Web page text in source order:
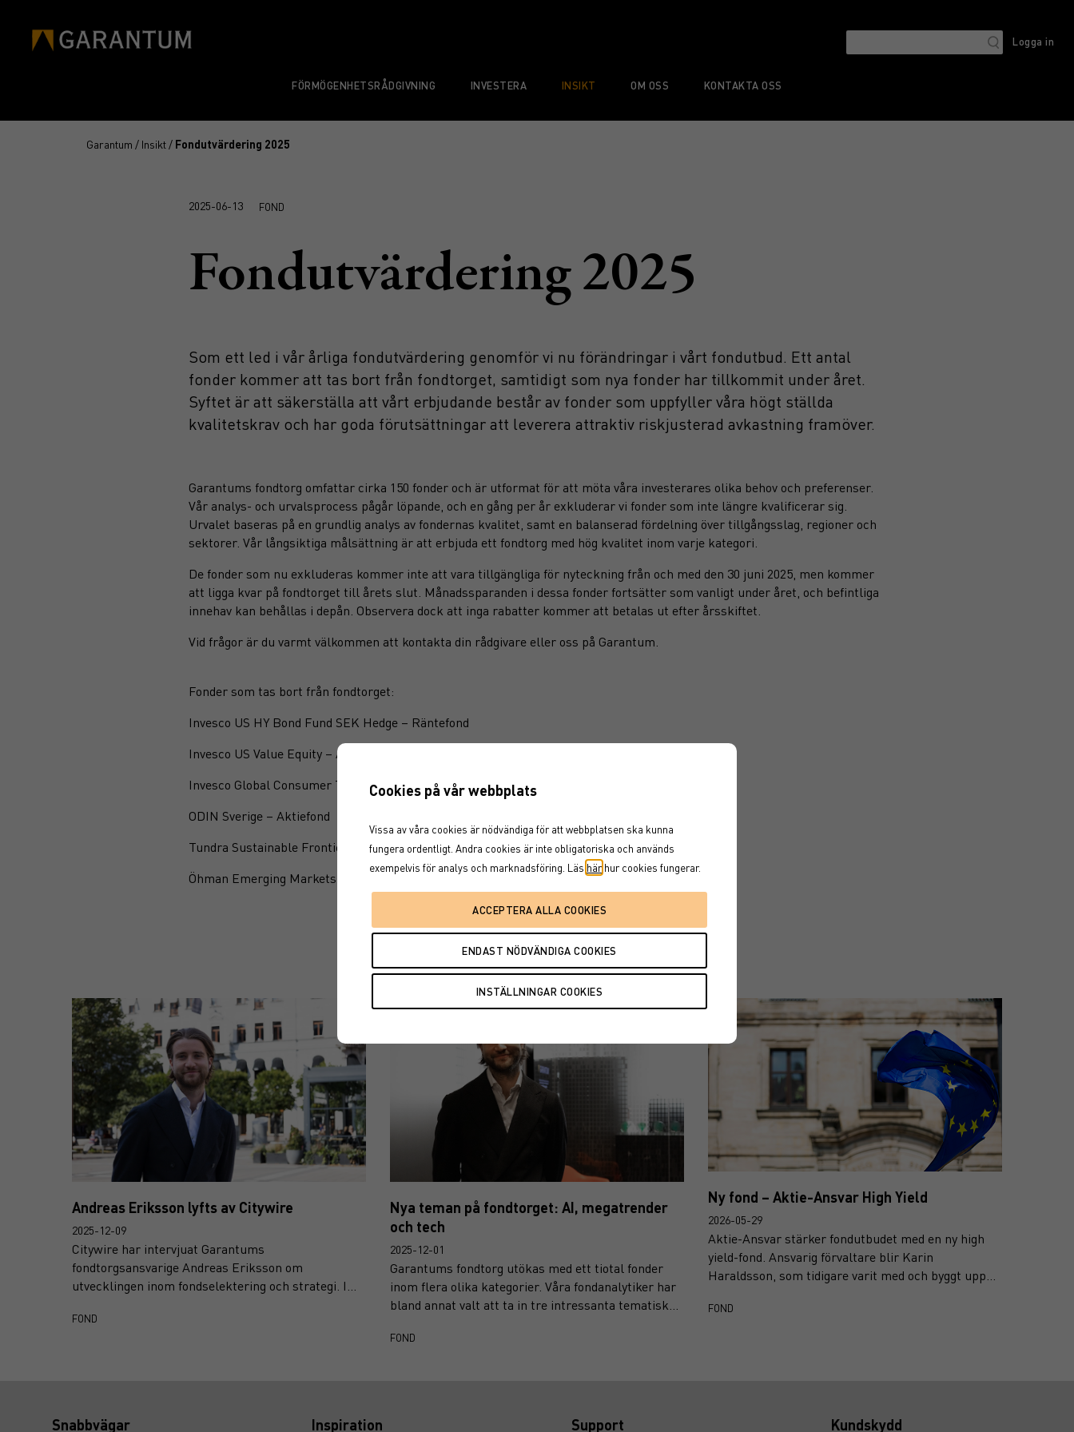
Logga in
FÖRMÖGENHETSRÅDGIVNING INVESTERA INSIKT OM OSS KONTAKTA OSS
Garantum / Insikt / Fondutvärdering 2025
2025-06-13 FOND
Fondutvärdering 2025
Som ett led i vår årliga fondutvärdering genomför vi nu förändringar i vårt fondutbud. Ett antal
fonder kommer att tas bort från fondtorget, samtidigt som nya fonder har tillkommit under året.
Syftet är att säkerställa att vårt erbjudande består av fonder som uppfyller våra högt ställda
kvalitetskrav och har goda förutsättningar att leverera attraktiv riskjusterad avkastning framöver.
Garantums fondtorg omfattar cirka 150 fonder och är utformat för att möta våra investerares olika behov och preferenser.
Vår analys- och urvalsprocess pågår löpande, och en gång per år exkluderar vi fonder som inte längre kvalificerar sig.
Urvalet baseras på en grundlig analys av fondernas kvalitet, samt en balanserad fördelning över tillgångsslag, regioner och
sektorer. Vår långsiktiga målsättning är att erbjuda ett fondtorg med hög kvalitet inom varje kategori.
De fonder som nu exkluderas kommer inte att vara tillgängliga för nyteckning från och med den 30 juni 2025, men kommer
att ligga kvar på fondtorget till årets slut. Månadssparanden i dessa fonder fortsätter som vanligt under året, och befintliga
innehav kan behållas i depån. Observera dock att inga rabatter kommer att betalas ut efter årsskiftet.
Vid frågor är du varmt välkommen att kontakta din rådgivare eller oss på Garantum.
Fonder som tas bort från fondtorget:
Invesco US HY Bond Fund SEK Hedge – Räntefond
Invesco US Value Equity – Aktiefond
Invesco Global Consumer Trends – Branschfond
ODIN Sverige – Aktiefond
Tundra Sustainable Frontier Fund – Aktiefond
Öhman Emerging Markets – Aktiefond
Relaterade nyheter
Andreas Eriksson lyfts av Citywire
2025-12-09
Citywire har intervjuat Garantums
fondtorgsansvarige Andreas Eriksson om
utvecklingen inom fondselektering och strategi. I
inkluderats i årets Citywire Selector 40 under 40,
FOND
Nya teman på fondtorget: AI, megatrender
och tech
2025-12-01
Garantums fondtorg utökas med ett tiotal fonder
inom flera olika kategorier. Våra fondanalytiker har
bland annat valt att ta in tre intressanta tematiska,
FOND
Ny fond – Aktie-Ansvar High Yield
2026-05-29
Aktie-Ansvar stärker fondutbudet med en ny high
yield-fond. Ansvarig förvaltare blir Karin
Haraldsson, som tidigare varit med och byggt upp
fonder.
FOND
Snabbvägar Inspiration Support Kundskydd
Cookies på vår webbplats
Vissa av våra cookies är nödvändiga för att webbplatsen ska kunna
fungera ordentligt. Andra cookies är inte obligatoriska och används
exempelvis för analys och marknadsföring. Läs här hur cookies fungerar.